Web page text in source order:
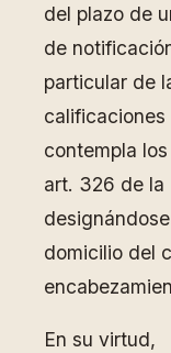
del plazo de
de
particular de
contempla
art. 326 de la
domicilio del
En su virtud,